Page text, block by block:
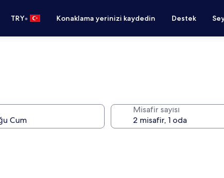
TRY• Konaklama yerinizi kaydedin Destek
Misafir sayısı